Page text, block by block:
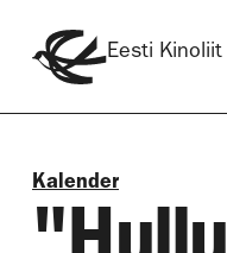
Eesti Kinoliit
Kalender